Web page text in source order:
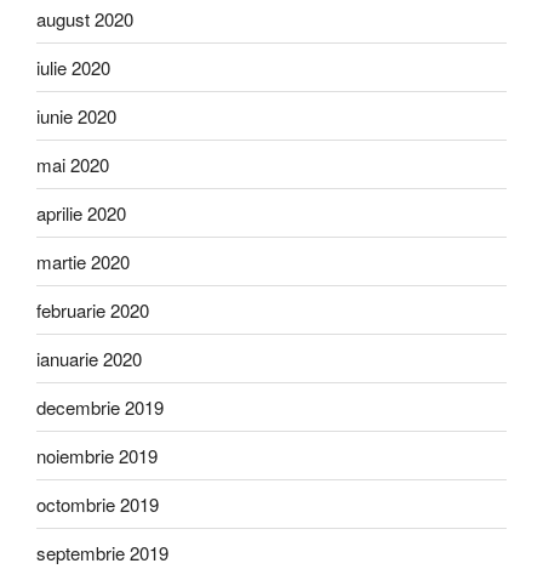
august 2020
iulie 2020
iunie 2020
mai 2020
aprilie 2020
martie 2020
februarie 2020
ianuarie 2020
decembrie 2019
noiembrie 2019
octombrie 2019
septembrie 2019